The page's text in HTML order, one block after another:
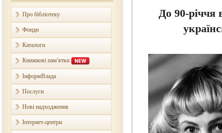
Про бібліотеку
Фонди
Каталоги
Книжкові пам'ятки
ІнформВлада
Послуги
Нові надходження
Інтернет-центри
До 90-річчя